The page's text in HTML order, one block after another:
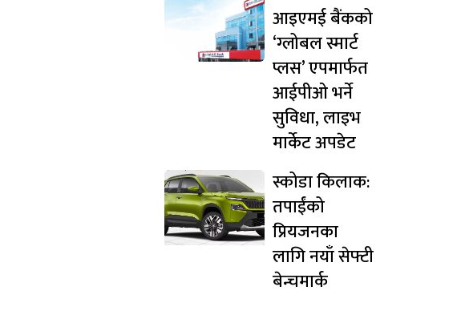
आइएमई बैंकको
‘ग्लोबल स्मार्ट
प्लस’ एपमार्फत
आईपीओ भर्ने
सुविधा, लाइभ
मार्केट अपडेट
स्कोडा किलाक:
तपाईंको
प्रियजनका
लागि नयाँ सेफ्टी
बेन्चमार्क